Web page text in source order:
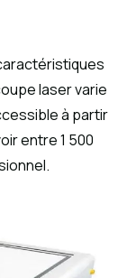
laser varie
à partir
entre 1 500